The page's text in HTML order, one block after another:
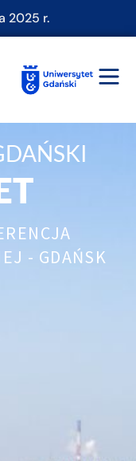
2025 r.
- GDAŃSK